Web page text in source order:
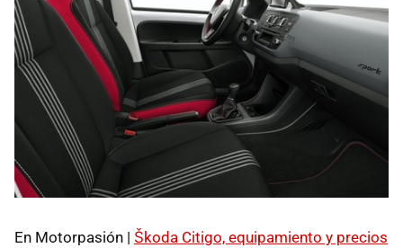
En Motorpasión | Škoda Citigo, equipamiento y precios